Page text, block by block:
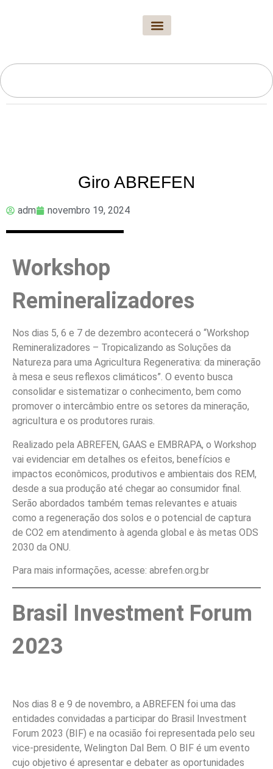
Giro ABREFEN
adm novembro 19, 2024
Workshop
Remineralizadores
Nos dias 5, 6 e 7 de dezembro acontecerá o “Workshop
Remineralizadores – Tropicalizando as Soluções da
Natureza para uma Agricultura Regenerativa: da mineração
à mesa e seus reflexos climáticos”. O evento busca
consolidar e sistematizar o conhecimento, bem como
promover o intercâmbio entre os setores da mineração,
agricultura e os produtores rurais.
Realizado pela ABREFEN, GAAS e EMBRAPA, o Workshop
vai evidenciar em detalhes os efeitos, benefícios e
impactos econômicos, produtivos e ambientais dos REM,
desde a sua produção até chegar ao consumidor final.
Serão abordados também temas relevantes e atuais
como a regeneração dos solos e o potencial de captura
de CO2 em atendimento à agenda global e às metas ODS
2030 da ONU.
Para mais informações, acesse: abrefen.org.br
Brasil Investment Forum
2023
Nos dias 8 e 9 de novembro, a ABREFEN foi uma das
entidades convidadas a participar do Brasil Investment
Forum 2023 (BIF) e na ocasião foi representada pelo seu
vice-presidente, Welington Dal Bem. O BIF é um evento
cujo objetivo é apresentar e debater as oportunidades